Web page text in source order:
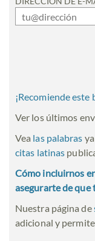
¡Recomiende
Ver los últimos
Vea las palabras
citas latinas
Cómo incluirnos
asegurarte de que
Nuestra página de
adicional y